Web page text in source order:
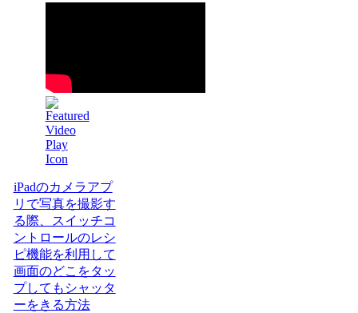
iPadのカメラアプ
リで写真を撮影す
る際、スイッチコ
ントロールのレシ
ピ機能を利用して
画面のどこをタッ
プしてもシャッタ
ーをきる方法